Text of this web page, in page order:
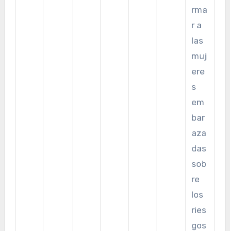
rma
r a
las
muj
ere
s
em
bar
aza
das
sob
re
los
ries
gos